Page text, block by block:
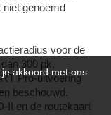
niet genoemd
voor de
300 pk,
Pro-uitvoering
beschouwd.
II en de routekaart
akkoord met ons